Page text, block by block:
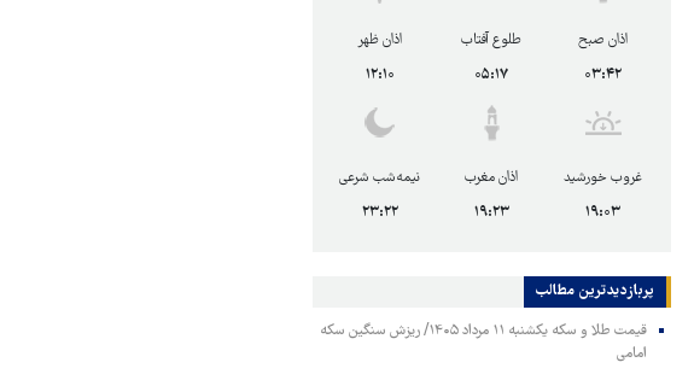
اذان صبح
۰۳:۴۲
طلوع آفتاب
۰۵:۱۷
اذان ظهر
۱۲:۱۰
غروب خورشید
۱۹:۰۳
اذان مغرب
۱۹:۲۳
نیمه‌شب شرعی
۲۳:۲۲
پربازدیدترین‌ مطالب
قیمت طلا و سکه یکشنبه ۱۱ مرداد ۱۴۰۵/ ریزش سنگین سکه
امامی